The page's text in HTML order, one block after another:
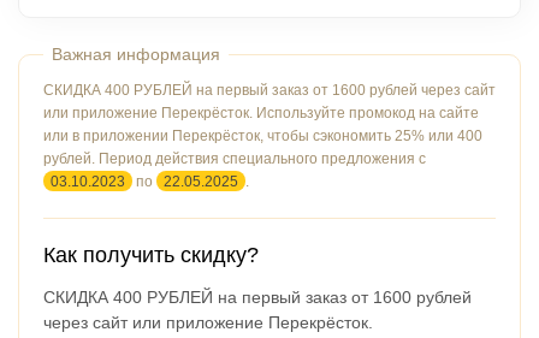
СКИДКА 400 РУБЛЕЙ на первый заказ от 1600 рублей через сайт
или приложение Перекрёсток. Используйте промокод на сайте
или в приложении Перекрёсток, чтобы сэкономить 25% или 400
рублей. Период действия специального предложения с
03.10.2023
по 22.05.2025 .
Как получить скидку?
СКИДКА 400 РУБЛЕЙ на первый заказ от 1600 рублей
через сайт или приложение Перекрёсток.